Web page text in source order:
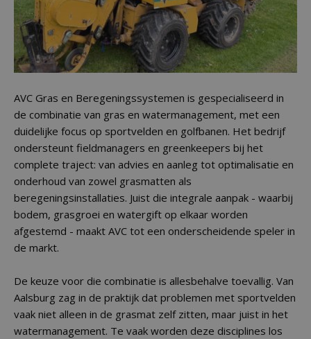
AVC Gras en Beregeningssystemen is gespecialiseerd in
de combinatie van gras en watermanagement, met een
duidelijke focus op sportvelden en golfbanen. Het bedrijf
ondersteunt fieldmanagers en greenkeepers bij het
complete traject: van advies en aanleg tot optimalisatie en
onderhoud van zowel grasmatten als
beregeningsinstallaties. Juist die integrale aanpak - waarbij
bodem, grasgroei en watergift op elkaar worden
afgestemd - maakt AVC tot een onderscheidende speler in
de markt.
De keuze voor die combinatie is allesbehalve toevallig. Van
Aalsburg zag in de praktijk dat problemen met sportvelden
vaak niet alleen in de grasmat zelf zitten, maar juist in het
watermanagement. Te vaak worden deze disciplines los